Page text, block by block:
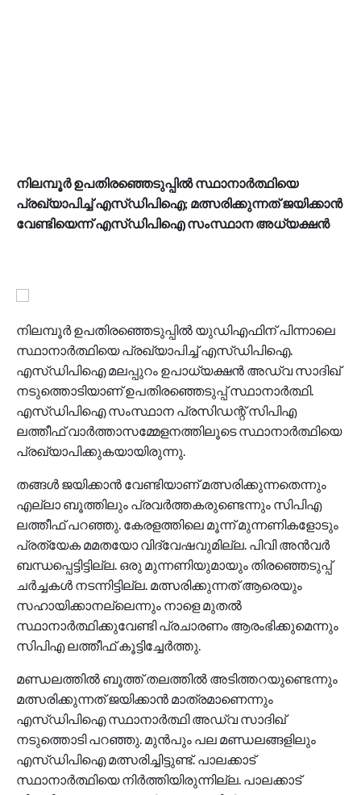
നിലമ്പൂര്‍ ഉപതിരഞ്ഞെടുപ്പില്‍ സ്ഥാനാര്‍ത്ഥിയെ
പ്രഖ്യാപിച്ച് എസ്ഡിപിഐ; മത്സരിക്കുന്നത് ജയിക്കാന്‍
വേണ്ടിയെന്ന് എസ്ഡിപിഐ സംസ്ഥാന അധ്യക്ഷന്‍
നിലമ്പൂര്‍ ഉപതിരഞ്ഞെടുപ്പില്‍ യുഡിഎഫിന് പിന്നാലെ
സ്ഥാനാര്‍ത്ഥിയെ പ്രഖ്യാപിച്ച് എസ്ഡിപിഐ.
എസ്ഡിപിഐ മലപ്പുറം ഉപാധ്യക്ഷന്‍ അഡ്വ സാദിഖ്
നടുത്തൊടിയാണ് ഉപതിരഞ്ഞെടുപ്പ് സ്ഥാനാര്‍ത്ഥി.
എസ്ഡിപിഐ സംസ്ഥാന പ്രസിഡന്റ് സിപിഎ
ലത്തീഫ് വാര്‍ത്താസമ്മേളനത്തിലൂടെ സ്ഥാനാര്‍ത്ഥിയെ
പ്രഖ്യാപിക്കുകയായിരുന്നു.
തങ്ങള്‍ ജയിക്കാന്‍ വേണ്ടിയാണ് മത്സരിക്കുന്നതെന്നും
എല്ലാ ബൂത്തിലും പ്രവര്‍ത്തകരുണ്ടെന്നും സിപിഎ
ലത്തീഫ് പറഞ്ഞു. കേരളത്തിലെ മൂന്ന് മുന്നണികളോടും
പ്രത്യേക മമതയോ വിദ്വേഷവുമില്ല. പിവി അന്‍വര്‍
ബന്ധപ്പെട്ടിട്ടില്ല. ഒരു മുന്നണിയുമായും തിരഞ്ഞെടുപ്പ്
ചര്‍ച്ചകള്‍ നടന്നിട്ടില്ല. മത്സരിക്കുന്നത് ആരെയും
സഹായിക്കാനല്ലെന്നും നാളെ മുതല്‍
സ്ഥാനാര്‍ത്ഥിക്കുവേണ്ടി പ്രചാരണം ആരംഭിക്കുമെന്നും
സിപിഎ ലത്തീഫ് കൂട്ടിച്ചേര്‍ത്തു.
മണ്ഡലത്തില്‍ ബൂത്ത് തലത്തില്‍ അടിത്തറയുണ്ടെന്നും
മത്സരിക്കുന്നത് ജയിക്കാന്‍ മാത്രമാണെന്നും
എസ്ഡിപിഐ സ്ഥാനാര്‍ത്ഥി അഡ്വ സാദിഖ്
നടുത്തൊടി പറഞ്ഞു. മുന്‍പും പല മണ്ഡലങ്ങളിലും
എസ്ഡിപിഐ മത്സരിച്ചിട്ടുണ്ട്. പാലക്കാട്
സ്ഥാനാര്‍ത്ഥിയെ നിര്‍ത്തിയിരുന്നില്ല. പാലക്കാട്